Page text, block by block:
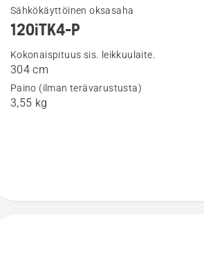
Katso
lisätietoja
tuotteesta
120iTK4-
Sähkökäyttöinen oksasaha​
120iTK4-P
Kokonaispituus sis. leikkuulaite.
304 cm
Paino (ilman terävarustusta)
3,55 kg